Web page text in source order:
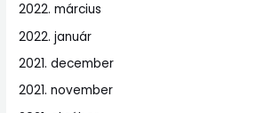
2022. március
2022. január
2021. december
2021. november